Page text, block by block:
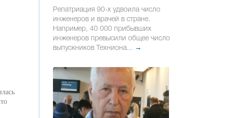
Репатриация 90-х удвоила число
инженеров и врачей в стране.
Например, 40 000 прибывших
инженеров превысили общее число
выпускников Техниона... →